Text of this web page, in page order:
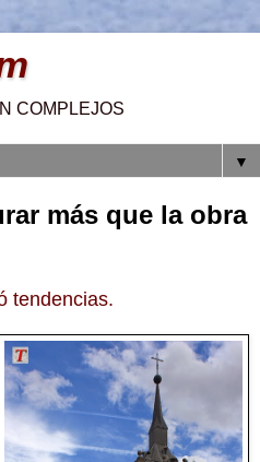
COMPLEJOS
▼
más que la obra
tendencias.